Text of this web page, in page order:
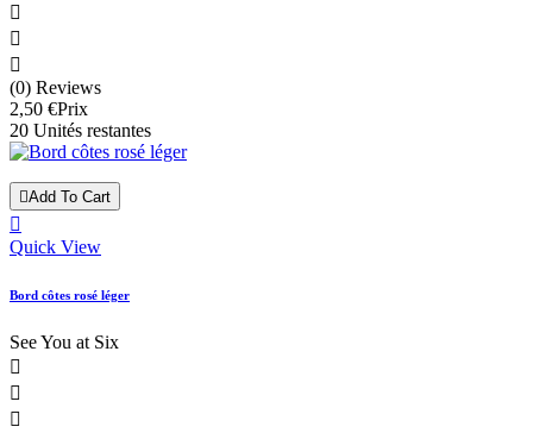



(0) Reviews
2,50 €Prix
20 Unités restantes
Add To Cart

Quick View
Bord côtes rosé léger
See You at Six


